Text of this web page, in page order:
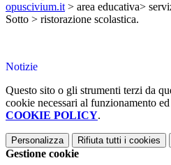
opuscivium.it > area educativa>
Sotto > ristorazione scolastica.
Notizie
Questo sito o gli strumenti terzi da
cookie necessari al funzionamento
COOKIE POLICY.
Personalizza Rifiuta tutti i cookies
Gestione cookie